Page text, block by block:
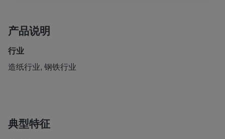
产品说明
行业
造纸行业, 钢铁行业
典型特征